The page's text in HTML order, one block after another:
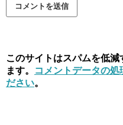
このサイトはスパムを低
ます。
コメントデータの処
ださい。